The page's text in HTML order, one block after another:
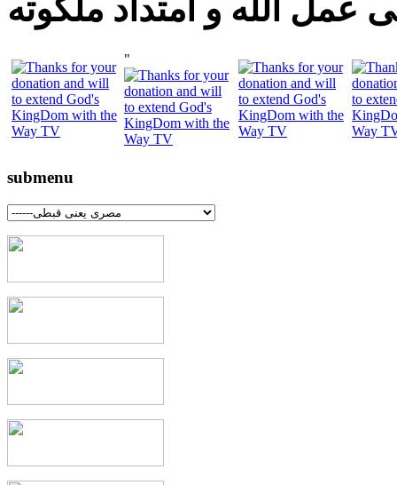
عمل الله و امتداد ملكوته
"
submenu